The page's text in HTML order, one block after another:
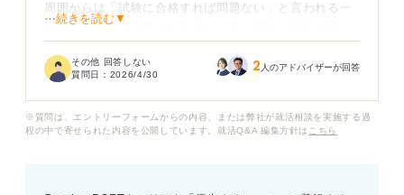
周囲からは「試験に合格すれば問題ない」と言われる一
方で、面接で不合格になる人もいると聞き、自分も同じ
力を入れた経験が少なく、筆記試験中心の対策しかでき
⋯続きを読む▼
その他 回答しない
質問日： 2026/4/30 2 人のアドバイザーが回答
※質問は、エントリーフォームからの内容、または弊社が就活相談を実施する過
程の中で寄せられた内容を公開しています。就活Q&A 編集方針は こちら